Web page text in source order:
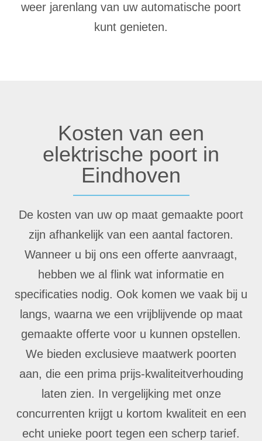
weer jarenlang van uw automatische poort
kunt genieten.
Kosten van een
elektrische poort in
Eindhoven
De kosten van uw op maat gemaakte poort
zijn afhankelijk van een aantal factoren.
Wanneer u bij ons een offerte aanvraagt,
hebben we al flink wat informatie en
specificaties nodig. Ook komen we vaak bij u
langs, waarna we een vrijblijvende op maat
gemaakte offerte voor u kunnen opstellen.
We bieden exclusieve maatwerk poorten
aan, die een prima prijs-kwaliteitverhouding
laten zien. In vergelijking met onze
concurrenten krijgt u kortom kwaliteit en een
echt unieke poort tegen een scherp tarief.